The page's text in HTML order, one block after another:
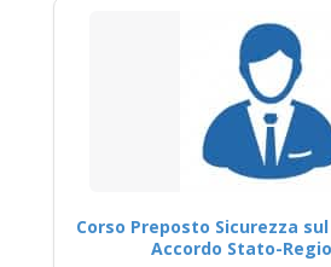
Corso Preposto Sicurezza
Accordo Stato-